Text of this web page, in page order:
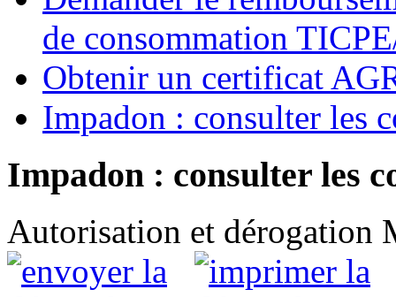
de consommation
Obtenir un certificat
Impadon : consulter les
Impadon : consulter les
Autorisation et dérogation